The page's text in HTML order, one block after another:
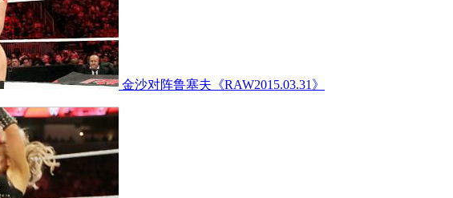
金沙对阵鲁塞夫《RAW2015.03.31》